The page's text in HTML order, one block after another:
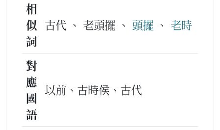
相
似
詞
古代 、 老頭擺 、 頭擺 、 老時
對
應
國
語
以前、古時侯、古代